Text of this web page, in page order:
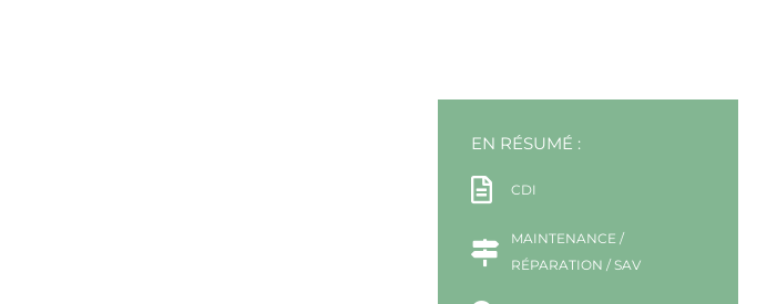
EN RÉSUMÉ :
CDI
MAINTENANCE /
RÉPARATION / SAV